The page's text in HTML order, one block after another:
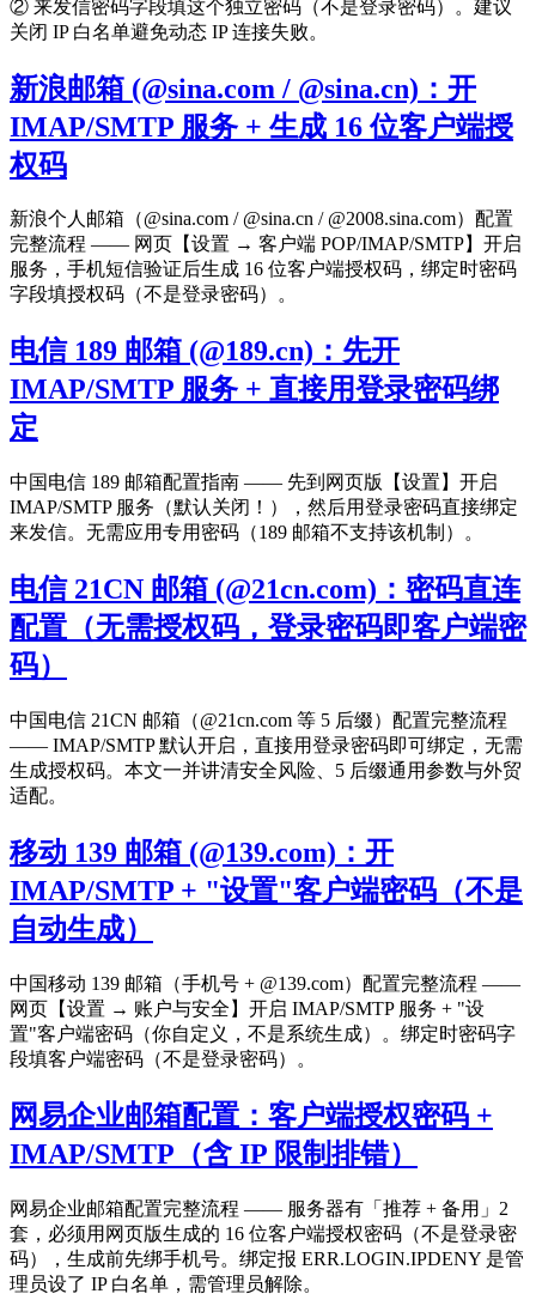
② 来发信密码字段填这个独立密码（不是登录密码）。建议
关闭 IP 白名单避免动态 IP 连接失败。
新浪邮箱 (@sina.com / @sina.cn)：开
IMAP/SMTP 服务 + 生成 16 位客户端授
权码
新浪个人邮箱（@sina.com / @sina.cn / @2008.sina.com）配置
完整流程 —— 网页【设置 → 客户端 POP/IMAP/SMTP】开启
服务，手机短信验证后生成 16 位客户端授权码，绑定时密码
字段填授权码（不是登录密码）。
电信 189 邮箱 (@189.cn)：先开
IMAP/SMTP 服务 + 直接用登录密码绑
定
中国电信 189 邮箱配置指南 —— 先到网页版【设置】开启
IMAP/SMTP 服务（默认关闭！），然后用登录密码直接绑定
来发信。无需应用专用密码（189 邮箱不支持该机制）。
电信 21CN 邮箱 (@21cn.com)：密码直连
配置（无需授权码，登录密码即客户端密
码）
中国电信 21CN 邮箱（@21cn.com 等 5 后缀）配置完整流程
—— IMAP/SMTP 默认开启，直接用登录密码即可绑定，无需
生成授权码。本文一并讲清安全风险、5 后缀通用参数与外贸
适配。
移动 139 邮箱 (@139.com)：开
IMAP/SMTP + "设置"客户端密码（不是
自动生成）
中国移动 139 邮箱（手机号 + @139.com）配置完整流程 ——
网页【设置 → 账户与安全】开启 IMAP/SMTP 服务 + "设
置"客户端密码（你自定义，不是系统生成）。绑定时密码字
段填客户端密码（不是登录密码）。
网易企业邮箱配置：客户端授权密码 +
IMAP/SMTP（含 IP 限制排错）
网易企业邮箱配置完整流程 —— 服务器有「推荐 + 备用」2
套，必须用网页版生成的 16 位客户端授权密码（不是登录密
码），生成前先绑手机号。绑定报 ERR.LOGIN.IPDENY 是管
理员设了 IP 白名单，需管理员解除。